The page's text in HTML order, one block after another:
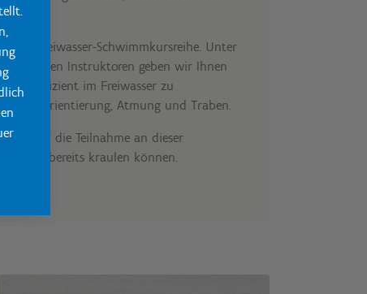
Freiwasser-Schwimmkursreihe. Unter
Instruktoren geben wir Ihnen
um effizient im Freiwasser zu
Orientierung, Atmung und Traben.
für die Teilnahme an dieser
Sie bereits kraulen können.